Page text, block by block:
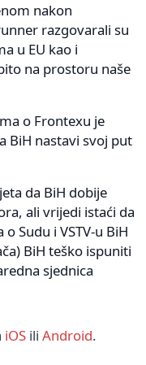
nakon
razgovarali su
u EU kao i
na prostoru naše
o Frontexu je
BiH nastavi svoj put
da BiH dobije
ali vrijedi istaći da
Sudu i VSTV-u BiH
BiH teško ispuniti
sjednica
iOS ili Android.